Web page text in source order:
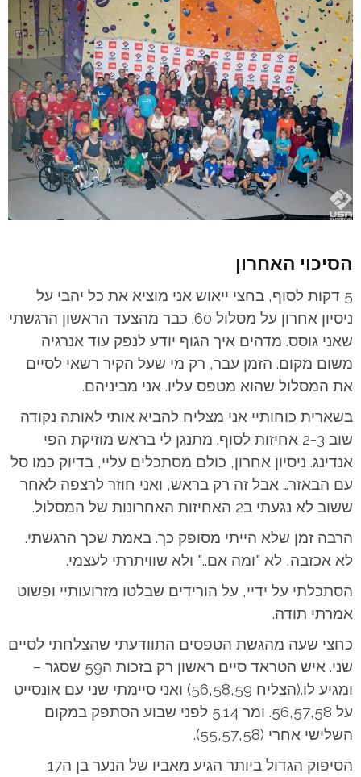
הסיכוי האחרון
5 דקות לסוף, בחצי ייאוש אני מוציא את כל יהבי על
ניסיון אחרון על מסלול 60. כבר מהצעד הראשון הרגשתי
שאני גוסס. מדהים איך הגוף יודע לנפק עוד אנרגיה
משום מקום. הזמן עבר, רק מי שעל הקיר רשאי לסיים
את המסלול שהוא מטפס עליו. אני מביניהם.
בשארית כוחותיי אני מצליח להביא אותי לאותה נקודה
שוב 2-3 אחיזות לסוף. מתנגן לי בראש מוזיקת הפי
אנדינג. ניסיון אחרון, כולם מסתכלים עליי, בדיוק כמו סל
עם הבאזר… אבל זה רק בראש, ואני חוזר לרצפה לאחר
ששוב לא נגעתי ב2 האחיזות האחרונות של המסלול.
הרבה זמן שלא הייתי מסופק כך. באמת שכך הרגשתי.
לא אכזבה, לא "ומה אם.." ולא שוויתרתי לעצמי.
הסתכלתי על ידיי, על הורידים שבלטו מזרועותיי ופשוט
אמרתי תודה.
כחצי שעה מהגשת הטפסים התוודעתי שהצלחתי לסיים
שני. איש הטראד סיים ראשון רק בזכות ה59 שסגר –
ומגיע לו.(הצליח 56,58,59) ואני סיימתי שני עם אונסייט
על 56,57,58. ומר 5.14 לפני שבוע הסתפק במקום
השלישי אחרי (55,57,58).
הסיפוק הגדול ביותר הגיע מאביו של הנער בן ה17